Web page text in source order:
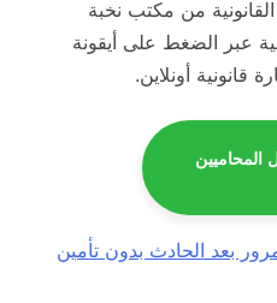
من مكتب نخبة
عبر الضغط على أيقونة
أونلاين.
المحاميين
بعد الحادث بدون تأمين